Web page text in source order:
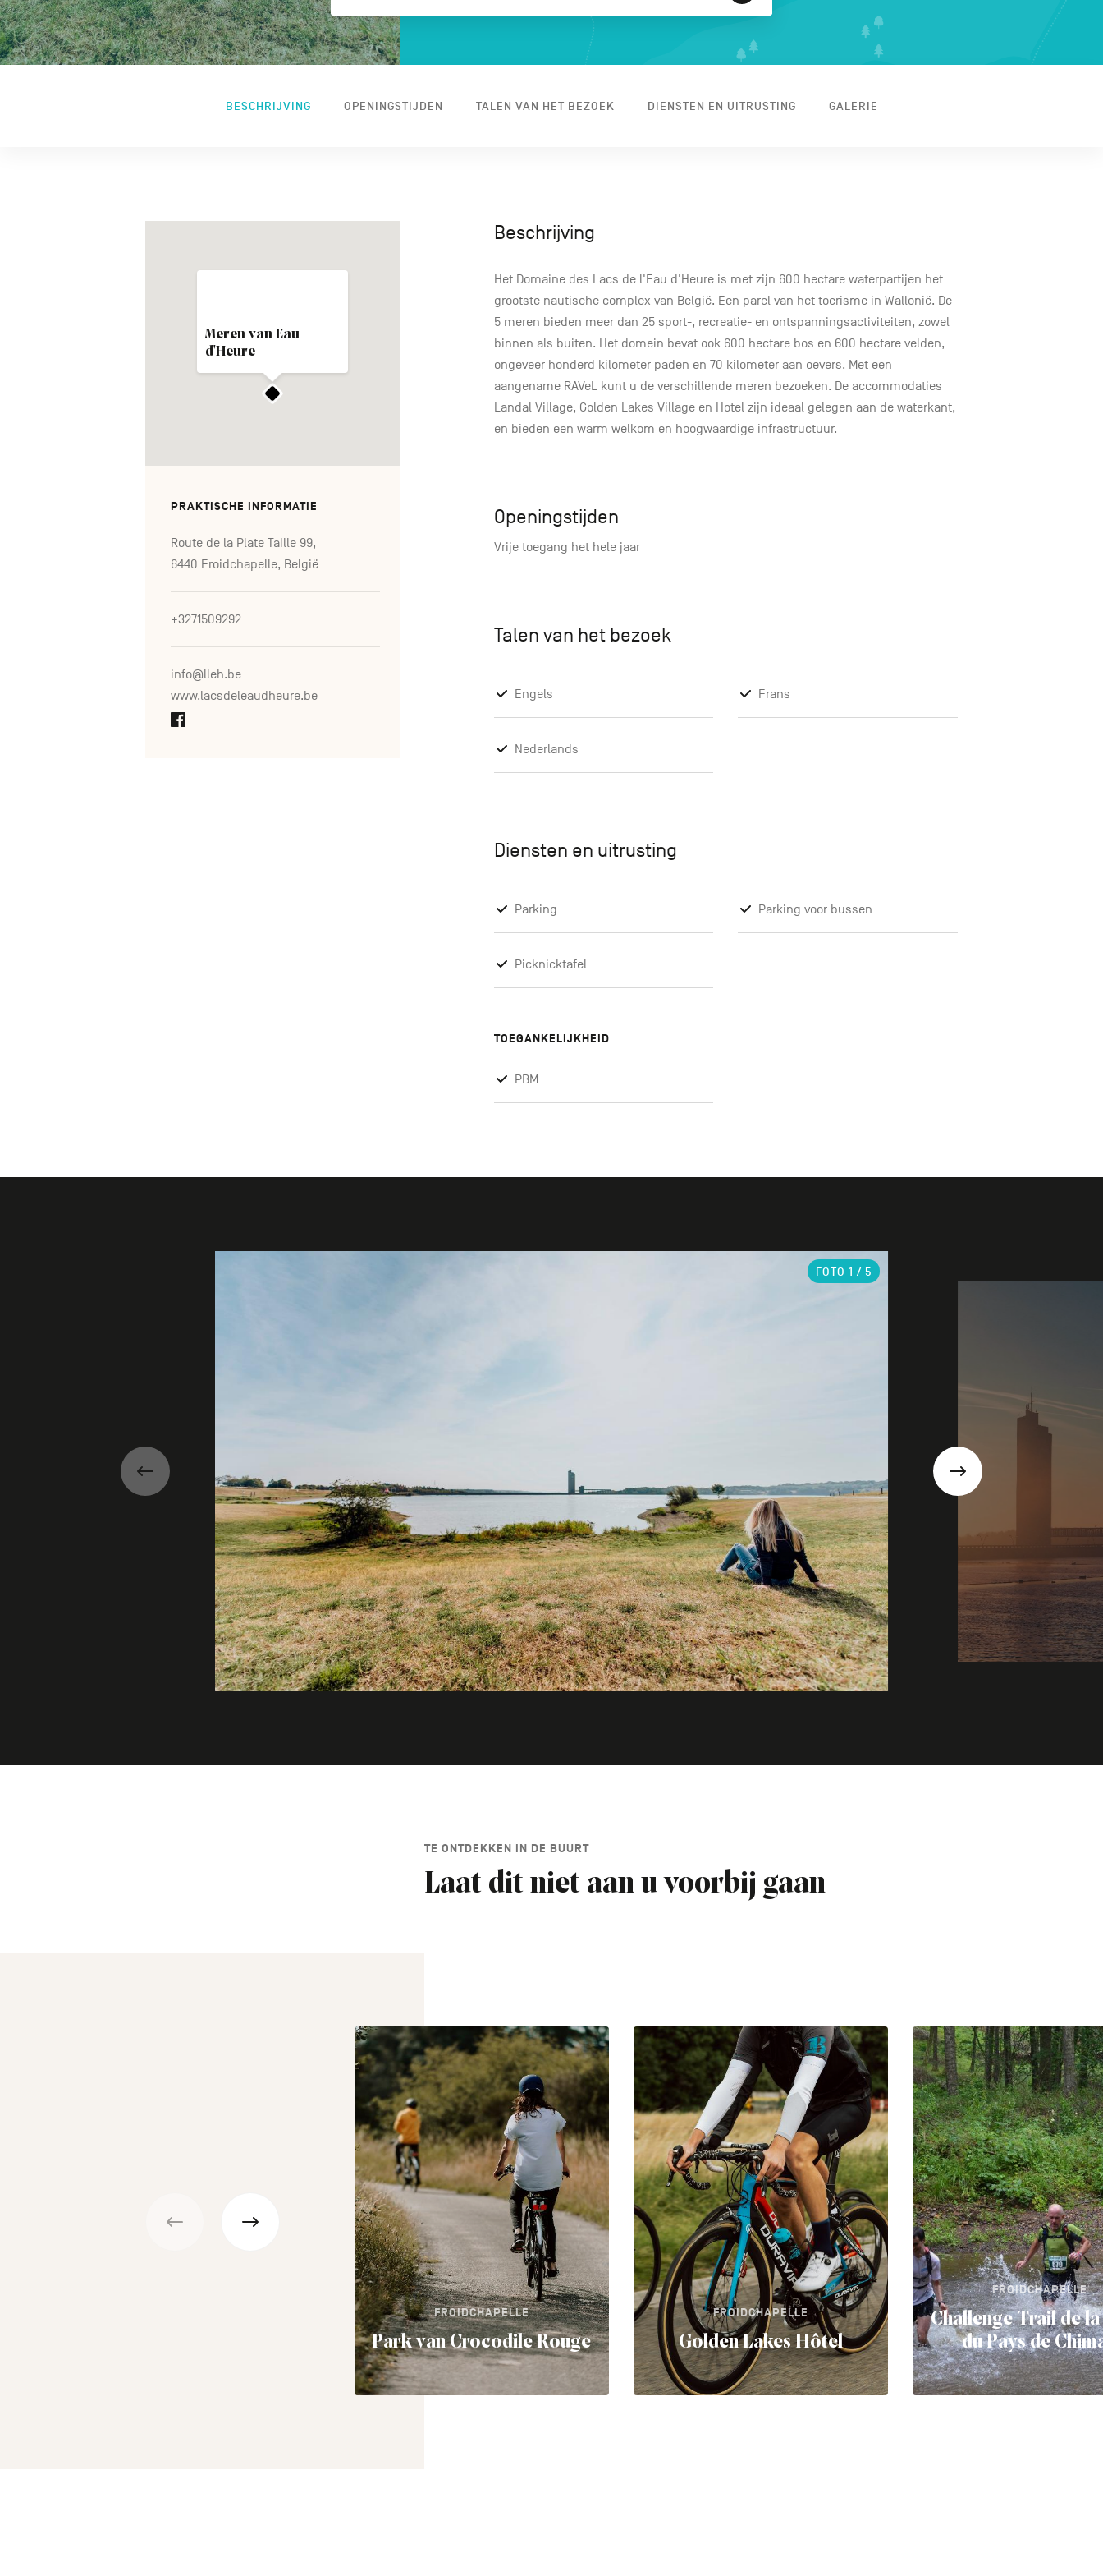
BESCHRIJVING OPENINGSTIJDEN TALEN VAN HET BEZOEK DIENSTEN EN UITRUSTING GALERIE
Meren van Eau
d'Heure
PRAKTISCHE INFORMATIE
Route de la Plate Taille 99,
6440 Froidchapelle, België
+3271509292
info@lleh.be
www.lacsdeleaudheure.be
Beschrijving
Het Domaine des Lacs de l'Eau d'Heure is met zijn 600 hectare waterpartijen het
grootste nautische complex van België. Een parel van het toerisme in Wallonië. De
5 meren bieden meer dan 25 sport-, recreatie- en ontspanningsactiviteiten, zowel
binnen als buiten. Het domein bevat ook 600 hectare bos en 600 hectare velden,
ongeveer honderd kilometer paden en 70 kilometer aan oevers. Met een
aangename RAVeL kunt u de verschillende meren bezoeken. De accommodaties
Landal Village, Golden Lakes Village en Hotel zijn ideaal gelegen aan de waterkant,
en bieden een warm welkom en hoogwaardige infrastructuur.
Openingstijden
Vrije toegang het hele jaar
Talen van het bezoek
Engels Frans
Nederlands
Diensten en uitrusting
Parking Parking voor bussen
Picknicktafel
TOEGANKELIJKHEID
PBM
Précédent Suivant
FOTO 1 / 5
TE ONTDEKKEN IN DE BUURT
Laat dit niet aan u voorbij gaan
FROIDCHAPELLE
Park van Crocodile Rouge
FROIDCHAPELLE
Golden Lakes Hôtel
FROIDCHAPELLE
Challenge Trail de
du Pays de
Précédent Suivant